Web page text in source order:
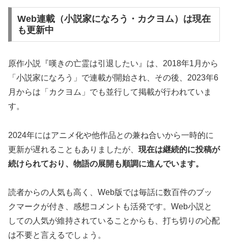
Web連載（小説家になろう・カクヨム）は現在
も更新中
原作小説『嘆きの亡霊は引退したい』は、2018年1月から
「小説家になろう」で連載が開始され、その後、2023年6
月からは「カクヨム」でも並行して掲載が行われていま
す。
2024年にはアニメ化や他作品との兼ね合いから一時的に
更新が遅れることもありましたが、 現在は継続的に投稿が
続けられており、物語の展開も順調に進んでいます。
読者からの人気も高く、Web版では毎話に数百件のブッ
クマークが付き、感想コメントも活発です。Web小説と
しての人気が維持されていることからも、打ち切りの心配
は不要と言えるでしょう。